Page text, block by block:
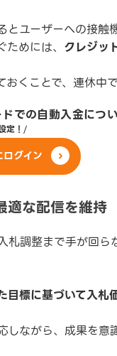
とユーザーへの接触
めには、 クレジッ
おくことで、連休中
での自動入金につ
定！
グイン
適な配信を維持
札調整まで手が回ら
目標に基づいて入札
しながら、成果を意